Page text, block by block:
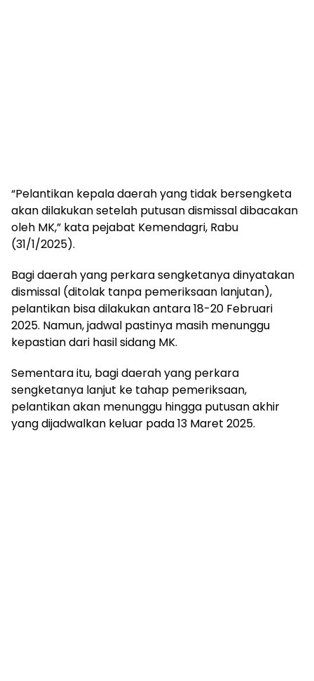
“Pelantikan kepala daerah yang tidak bersengketa
akan dilakukan setelah putusan dismissal dibacakan
oleh MK,” kata pejabat Kemendagri, Rabu
(31/1/2025).
Bagi daerah yang perkara sengketanya dinyatakan
dismissal (ditolak tanpa pemeriksaan lanjutan),
pelantikan bisa dilakukan antara 18-20 Februari
2025. Namun, jadwal pastinya masih menunggu
kepastian dari hasil sidang MK.
Sementara itu, bagi daerah yang perkara
sengketanya lanjut ke tahap pemeriksaan,
pelantikan akan menunggu hingga putusan akhir
yang dijadwalkan keluar pada 13 Maret 2025.